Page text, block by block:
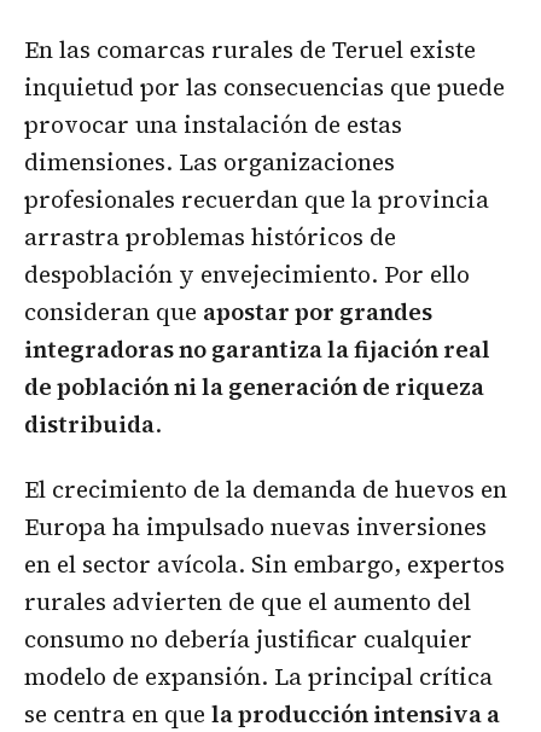
En las comarcas rurales de Teruel existe
inquietud por las consecuencias que puede
provocar una instalación de estas
dimensiones. Las organizaciones
profesionales recuerdan que la provincia
arrastra problemas históricos de
despoblación y envejecimiento. Por ello
consideran que apostar por grandes
integradoras no garantiza la fijación real
de población ni la generación de riqueza
distribuida.
El crecimiento de la demanda de huevos en
Europa ha impulsado nuevas inversiones
en el sector avícola. Sin embargo, expertos
rurales advierten de que el aumento del
consumo no debería justificar cualquier
modelo de expansión. La principal crítica
se centra en que la producción intensiva a